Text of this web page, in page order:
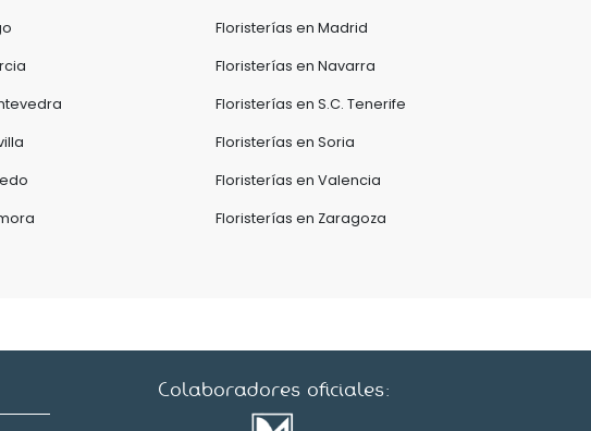
Floristerías en Madrid
Floristerías en Navarra
Floristerías en S.C. Tenerife
Floristerías en Soria
Floristerías en Valencia
Floristerías en Zaragoza
Colaboradores oficiales: